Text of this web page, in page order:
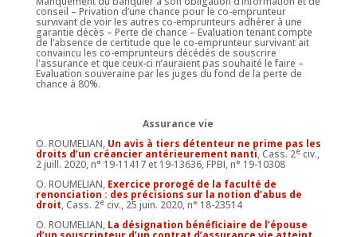
conseil – Privation d’une chance pour le co-emprunteur
survivant de voir les autres co-emprunteurs adhérer à une
garantie décès – Perte de chance – Evaluation tenant compte
de l’absence de certitude que le co-emprunteur survivant ait
convaincu les co-emprunteurs décédés de souscrire
l'assurance et que ceux-ci n’auraient pas souhaité le faire –
Evaluation souveraine par les juges du fond de la perte de
chance à 80%.
Assurance vie
O. ROUMELIAN, Un avis à tiers détenteur ne prime pas les
droits d’un créancier antérieurement nanti, Cass. 2eciv.,
2 juill. 2020, n° 19-11417 et 19-13636, FPBI, n° 19-10308
O. ROUMELIAN, Exercice prorogé de la faculté de
renonciation : des précisions sur la notion d’abus de
droit, Cass. 2eciv., 25 juin. 2020, n° 18-23514
O. ROUMELIAN, La désignation bénéficiaire de l’épouse